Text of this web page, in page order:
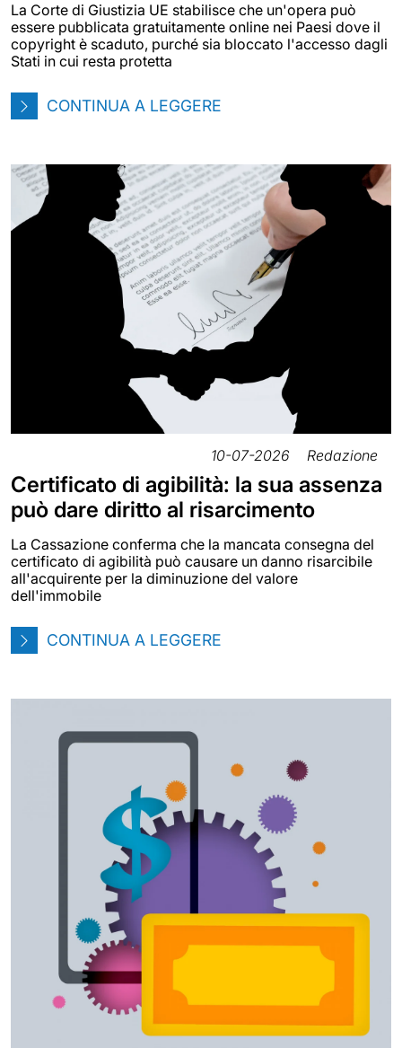
La Corte di Giustizia UE stabilisce che un'opera può
essere pubblicata gratuitamente online nei Paesi dove il
copyright è scaduto, purché sia bloccato l'accesso dagli
Stati in cui resta protetta
CONTINUA A LEGGERE
10-07-2026 Redazione
Certificato di agibilità: la sua assenza
può dare diritto al risarcimento
La Cassazione conferma che la mancata consegna del
certificato di agibilità può causare un danno risarcibile
all'acquirente per la diminuzione del valore
dell'immobile
CONTINUA A LEGGERE